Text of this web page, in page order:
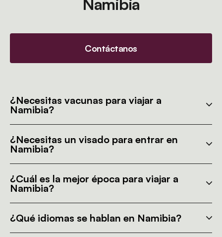
Contáctanos
¿Necesitas vacunas para viajar a
Namibia?
¿Necesitas un visado para entrar en
Namibia?
¿Cuál es la mejor época para viajar a
Namibia?
¿Qué idiomas se hablan en Namibia?